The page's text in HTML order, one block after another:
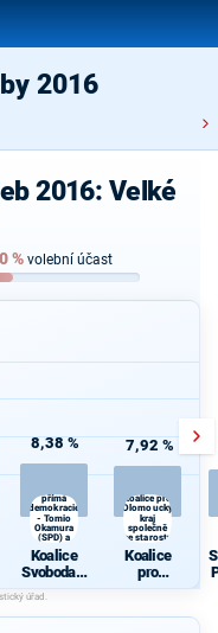
2016
2016: Velké
% volební účast
8,38 %
přímá
demokracie
- Tomio
Okamura
(SPD) a
Strana Práv
Občanů
Koalice
Svoboda a
přímá
demokraci
e - Tomio
7,92 %
Koalice pro
Olomoucký
kraj
společně
se starosty
Koalice
pro
Olomouck
společně